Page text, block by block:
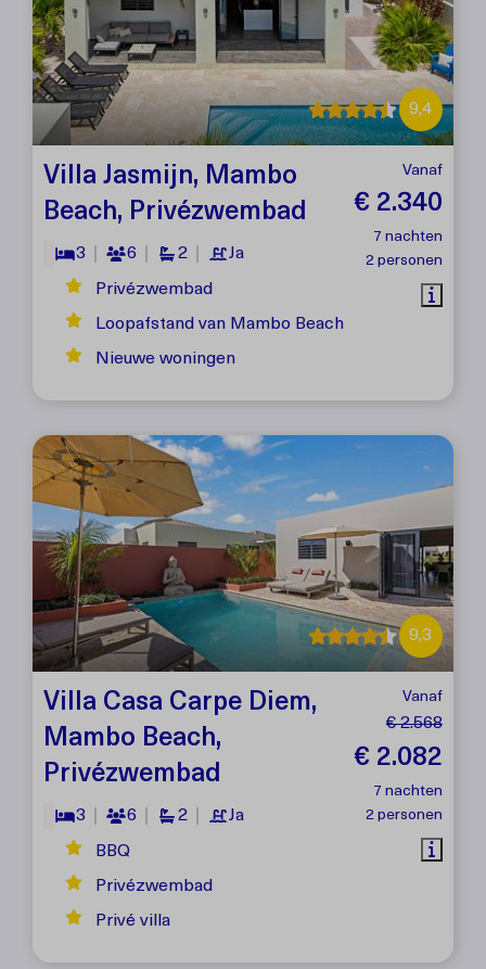
9,4
Vanaf
€ 2.340
7 nachten
2 personen
Villa Jasmijn, Mambo
Beach, Privézwembad
3 6 2 Ja
Privézwembad
Loopafstand van Mambo Beach
Nieuwe woningen
9,3
Vanaf
€ 2.568
€ 2.082
7 nachten
2 personen
Villa Casa Carpe Diem,
Mambo Beach,
Privézwembad
3 6 2 Ja
BBQ
Privézwembad
Privé villa